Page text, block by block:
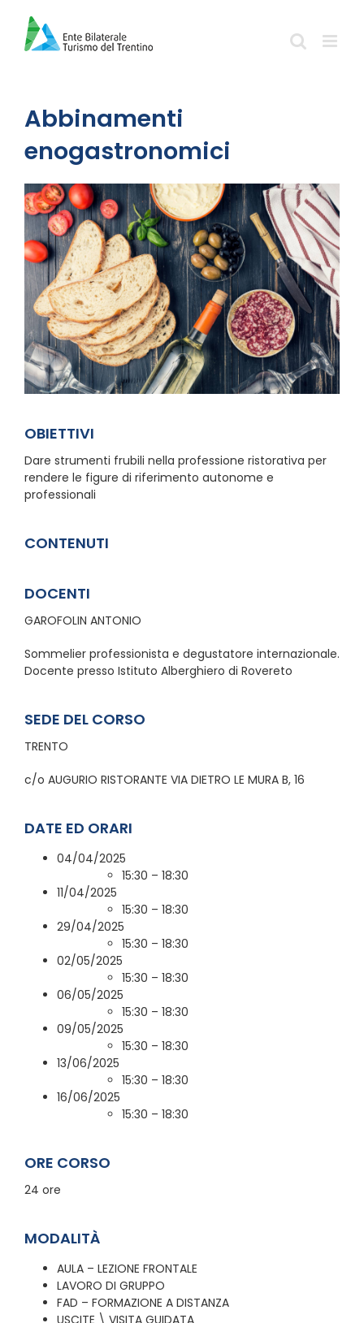
contenuto
Abbinamenti
enogastronomici
OBIETTIVI
Dare strumenti frubili nella professione ristorativa per
rendere le figure di riferimento autonome e
professionali
CONTENUTI
DOCENTI
GAROFOLIN ANTONIO
Sommelier professionista e degustatore internazionale.
Docente presso Istituto Alberghiero di Rovereto
SEDE DEL CORSO
TRENTO
c/o AUGURIO RISTORANTE VIA DIETRO LE MURA B, 16
DATE ED ORARI
04/04/2025
15:30 – 18:30
11/04/2025
15:30 – 18:30
29/04/2025
15:30 – 18:30
02/05/2025
15:30 – 18:30
06/05/2025
15:30 – 18:30
09/05/2025
15:30 – 18:30
13/06/2025
15:30 – 18:30
16/06/2025
15:30 – 18:30
ORE CORSO
24 ore
MODALITÀ
AULA – LEZIONE FRONTALE
LAVORO DI GRUPPO
FAD – FORMAZIONE A DISTANZA
USCITE \ VISITA GUIDATA